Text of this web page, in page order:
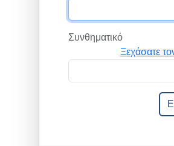
Συνθηματικό
Ξεχάσατε